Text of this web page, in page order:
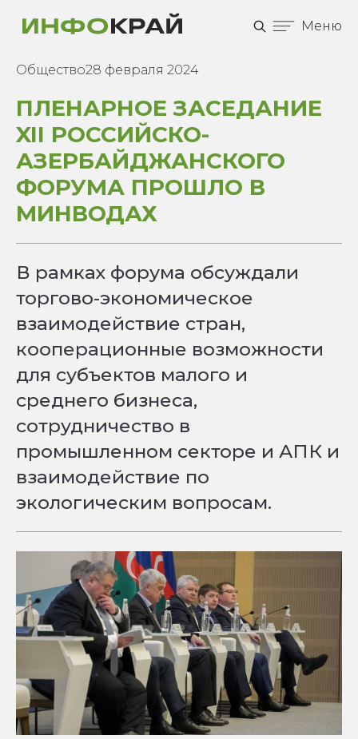
Меню
Общество28 февраля 2024
ПЛЕНАРНОЕ ЗАСЕДАНИЕ
XII РОССИЙСКО-
АЗЕРБАЙДЖАНСКОГО
ФОРУМА ПРОШЛО В
МИНВОДАХ
В рамках форума обсуждали
торгово-экономическое
взаимодействие стран,
кооперационные возможности
для субъектов малого и
среднего бизнеса,
сотрудничество в
промышленном секторе и АПК и
взаимодействие по
экологическим вопросам.